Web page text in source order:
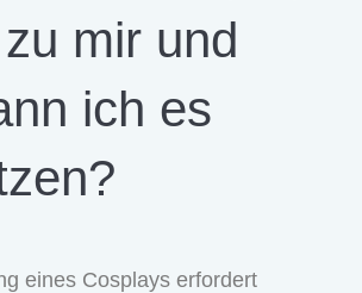
mir und
ich es
eines Cosplays erfordert